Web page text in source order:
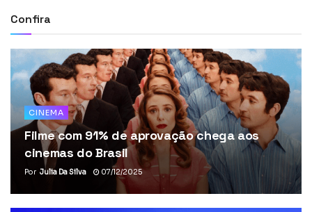
Confira
CINEMA
Filme com 91% de aprovação chega aos
cinemas do Brasil
Por Julia Da Silva 07/12/2025